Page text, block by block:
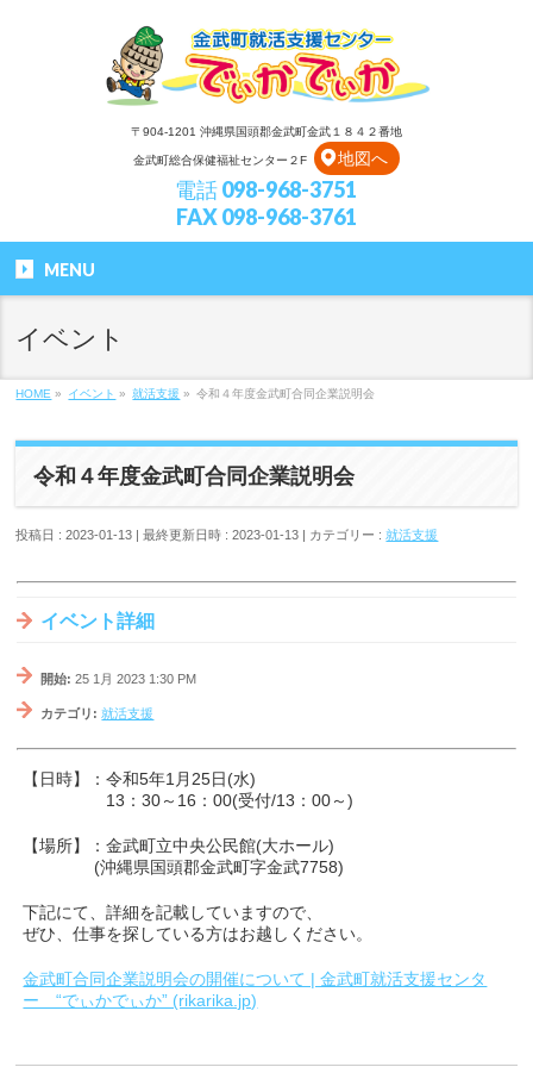
〒904-1201 沖縄県国頭郡金武町金武１８４２番地
金武町総合保健福祉センター２F 地図へ
電話 098-968-3751
FAX 098-968-3761
MENU
イベント
HOME » イベント » 就活支援 » 令和４年度金武町合同企業説明会
令和４年度金武町合同企業説明会
投稿日 : 2023-01-13 最終更新日時 : 2023-01-13 カテゴリー :就活支援
イベント詳細
開始: 25 1月 2023 1:30 PM
カテゴリ: 就活支援
【日時】：令和5年1月25日(水)
13：30～16：00(受付/13：00～)
【場所】：金武町立中央公民館(大ホール)
(沖縄県国頭郡金武町字金武7758)
下記にて、詳細を記載していますので、
ぜひ、仕事を探している方はお越しください。
金武町合同企業説明会の開催について | 金武町就活支援センタ
ー “でぃかでぃか” (rikarika.jp)